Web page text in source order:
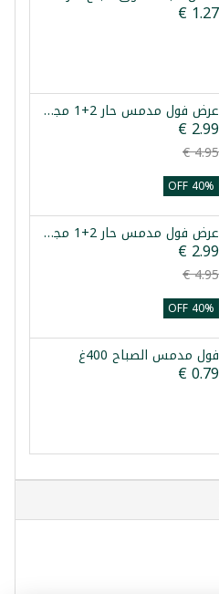
عرض فول مدمس حار 2+1 مجاني فول صغير كسيح 3×380غ
40% OFF
عرض فول مدمس حار 2+1 مجاني فول عريض كسيح 3×380غ
40% OFF
فول مدمس الصباح 400غ